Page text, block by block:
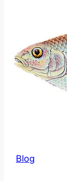
Blog